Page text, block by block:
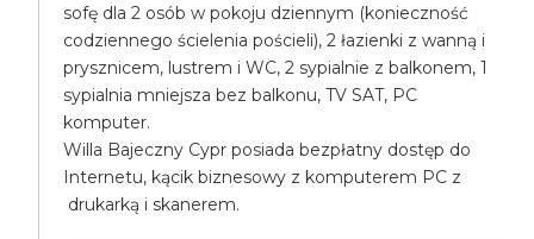
sofę dla 2 osób w pokoju dziennym (konieczność
codziennego ścielenia pościeli), 2 łazienki z wanną i
prysznicem, lustrem i WC, 2 sypialnie z balkonem, 1
sypialnia mniejsza bez balkonu, TV SAT, PC
komputer.
Willa Bajeczny Cypr posiada bezpłatny dostęp do
Internetu, kącik biznesowy z komputerem PC z
drukarką i skanerem.